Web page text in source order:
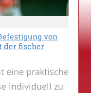
von
der fischer
eine praktische
individuell zu